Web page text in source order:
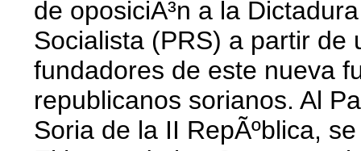
de oposiciÃ³n a la
Socialista (PRS) a partir de
fundadores de este nueva
republicanos sorianos. Al
Soria de la II RepÃºblica,